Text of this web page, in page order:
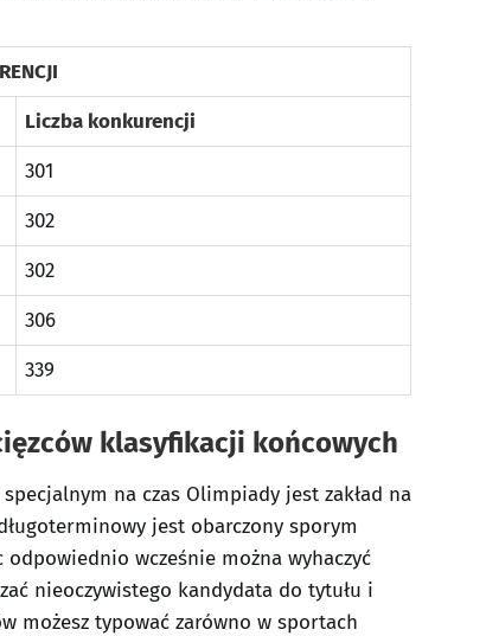
Liczba konkurencji
301
302
302
306
339
klasyfikacji końcowych
na czas Olimpiady jest zakład na
jest obarczony sporym
wcześnie można wyhaczyć
nieoczywistego kandydata do tytułu i
możesz typować zarówno w sportach